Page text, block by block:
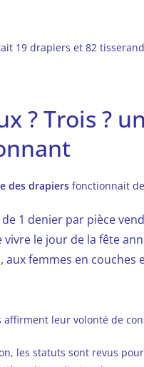
19 drapiers et 82
? Trois ?
des drapiers fonctionnait
1 denier par pièce
le jour de la fête
aux femmes en
affirment leur volonté de
les statuts sont revus